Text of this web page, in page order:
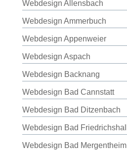
Webdesign Allensbach
Webdesign Ammerbuch
Webdesign Appenweier
Webdesign Aspach
Webdesign Backnang
Webdesign Bad Cannstatt
Webdesign Bad Ditzenbach
Webdesign Bad Friedrichshall
Webdesign Bad Mergentheim